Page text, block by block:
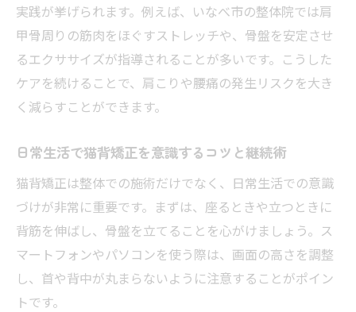
猫背矯正がもたらす疲労感の改善ポイント
日常の不調サインから分かる猫背矯正の必
要性
整体活用で猫背矯正の効果を最大限に引き
出す
実践が挙げられます。例えば、いなべ市の整体院では肩
甲骨周りの筋肉をほぐすストレッチや、骨盤を安定させ
るエクササイズが指導されることが多いです。こうした
ケアを続けることで、肩こりや腰痛の発生リスクを大き
く減らすことができます。
日常生活で猫背矯正を意識するコツと継続術
猫背矯正は整体での施術だけでなく、日常生活での意識
づけが非常に重要です。まずは、座るときや立つときに
背筋を伸ばし、骨盤を立てることを心がけましょう。ス
マートフォンやパソコンを使う際は、画面の高さを調整
し、首や背中が丸まらないように注意することがポイン
トです。